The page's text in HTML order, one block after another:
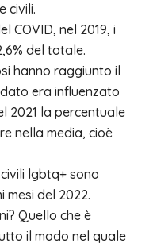
civili.
COVID, nel 2019, i
del totale.
hanno raggiunto il
era influenzato
2021 la percentuale
nella media, cioè
lgbtq+ sono
mesi del 2022.
Quello che è
il modo nel quale